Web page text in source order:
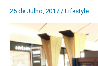
25 de Julho, 2017 / Lifestyle